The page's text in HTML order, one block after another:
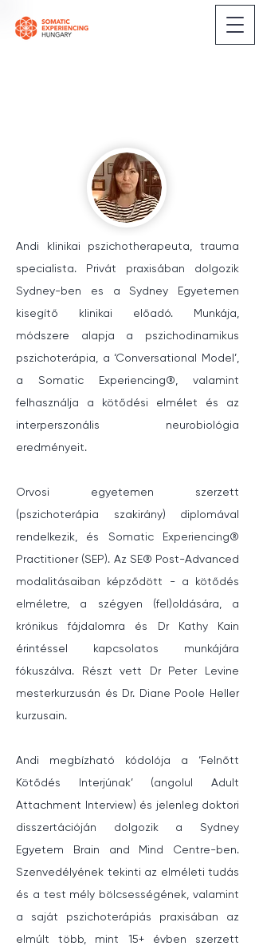
Andi klinikai pszichotherapeuta, trauma
specialista. Privát praxisában dolgozik
Sydney-ben es a Sydney Egyetemen
kisegítő klinikai előadó. Munkája,
módszere alapja a pszichodinamikus
pszichoterápia, a ‘Conversational Model’,
a Somatic Experiencing®, valamint
felhasználja a kötődési elmélet és az
interperszonális neurobiológia
eredményeit.
Orvosi egyetemen szerzett
(pszichoterápia szakirány) diplomával
rendelkezik, és Somatic Experiencing®
Practitioner (SEP). Az SE® Post-Advanced
modalitásaiban képződött - a kötődés
elméletre, a szégyen (fel)oldására, a
krónikus fájdalomra és Dr Kathy Kain
érintéssel kapcsolatos munkájára
fókuszálva. Részt vett Dr Peter Levine
mesterkurzusán és Dr. Diane Poole Heller
kurzusain.
Andi megbízható kódolója a ‘Felnőtt
Kötődés Interjúnak’ (angolul Adult
Attachment Interview) és jelenleg doktori
disszertációján dolgozik a Sydney
Egyetem Brain and Mind Centre-ben.
Szenvedélyének tekinti az elméleti tudás
és a test mély bölcsességének, valamint
a saját pszichoterápiás praxisában az
elmúlt több, mint 15+ évben szerzett